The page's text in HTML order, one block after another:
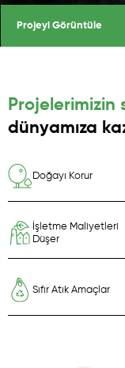
Projeyi Görüntüle
Projelerimizin
dünyamıza
Doğayı Korur
İşletme Maliyetleri
Düşer
Sıfır Atık Amaçlar